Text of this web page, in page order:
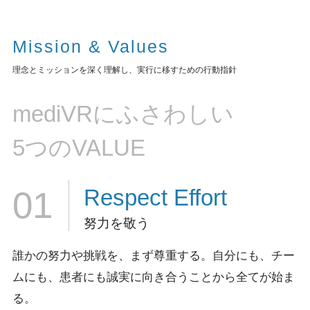
Mission & Values
理念とミッションを深く理解し、実行に移すための行動指針
mediVRにふさわしい
5つのVALUE
01 Respect Effort
努力を敬う
誰かの努力や挑戦を、まず尊重する。
自分にも、チー
ムにも、患者にも誠実に向き合うことから全てが始ま
る。